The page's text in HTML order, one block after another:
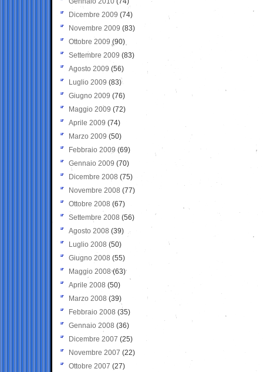
Dicembre 2009 (74)
Novembre 2009 (83)
Ottobre 2009 (90)
Settembre 2009 (83)
Agosto 2009 (56)
Luglio 2009 (83)
Giugno 2009 (76)
Maggio 2009 (72)
Aprile 2009 (74)
Marzo 2009 (50)
Febbraio 2009 (69)
Gennaio 2009 (70)
Dicembre 2008 (75)
Novembre 2008 (77)
Ottobre 2008 (67)
Settembre 2008 (56)
Agosto 2008 (39)
Luglio 2008 (50)
Giugno 2008 (55)
Maggio 2008(63)
Aprile 2008 (50)
Marzo 2008 (39)
Febbraio 2008 (35)
Gennaio 2008 (36)
Dicembre 2007 (25)
Novembre 2007 (22)
Ottobre 2007 (27)